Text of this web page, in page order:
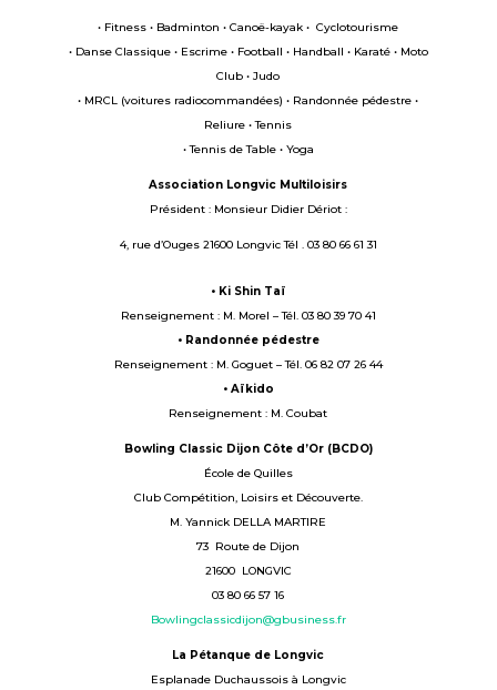
• Fitness • Badminton • Canoë-kayak • Cyclotourisme
• Danse Classique • Escrime • Football • Handball • Karaté • Moto
Club • Judo
• MRCL (voitures radiocommandées) • Randonnée pédestre •
Reliure • Tennis
• Tennis de Table • Yoga
Association Longvic Multiloisirs
Président : Monsieur Didier Dériot :
4, rue d’Ouges 21600 Longvic Tél . 03 80 66 61 31
• Ki Shin Taï
Renseignement : M. Morel – Tél. 03 80 39 70 41
• Randonnée pédestre
Renseignement : M. Goguet – Tél. 06 82 07 26 44
• Aïkido
Renseignement : M. Coubat
Bowling Classic Dijon Côte d’Or (BCDO)
École de Quilles
Club Compétition, Loisirs et Découverte.
M. Yannick DELLA MARTIRE
73 Route de Dijon
21600 LONGVIC
03 80 66 57 16
Bowlingclassicdijon@gbusiness.fr
La Pétanque de Longvic
Esplanade Duchaussois à Longvic